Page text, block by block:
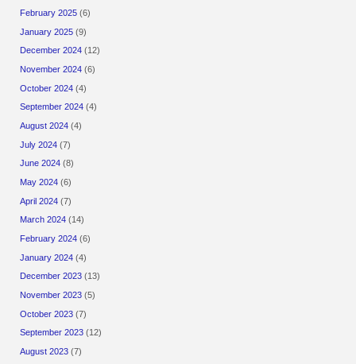
February 2025 (6)
January 2025 (9)
December 2024 (12)
November 2024 (6)
October 2024 (4)
September 2024 (4)
August 2024 (4)
July 2024 (7)
June 2024 (8)
May 2024 (6)
April 2024 (7)
March 2024 (14)
February 2024 (6)
January 2024 (4)
December 2023 (13)
November 2023 (5)
October 2023 (7)
September 2023 (12)
August 2023 (7)